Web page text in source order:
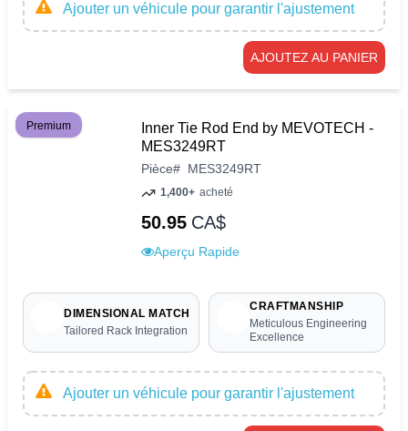
Ajouter un véhicule pour garantir l'ajustement
AJOUTEZ AU PANIER
Premium
Inner Tie Rod End by MEVOTECH -
MES3249RT
Pièce# MES3249RT
1,400+ acheté
50.95 CA$
Aperçu Rapide
DIMENSIONAL MATCH
Tailored Rack Integration
CRAFTMANSHIP
Meticulous Engineering
Excellence
Ajouter un véhicule pour garantir l'ajustement